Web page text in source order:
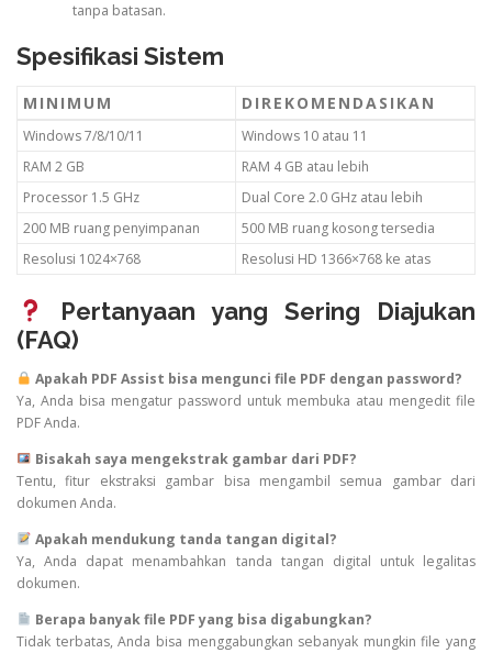
tanpa batasan.
Spesifikasi Sistem
MINIMUM DIREKOMENDASIKAN
Windows 7/8/10/11
Windows 10 atau 11
RAM 2 GB
RAM 4 GB atau lebih
Processor 1.5 GHz
Dual Core 2.0 GHz atau lebih
200 MB ruang penyimpanan
500 MB ruang kosong tersedia
Resolusi 1024×768
Resolusi HD 1366×768 ke atas
Pertanyaan yang Sering Diajukan
(FAQ)
Apakah PDF Assist bisa mengunci file PDF dengan password?
Ya, Anda bisa mengatur password untuk membuka atau mengedit file
PDF Anda.
Bisakah saya mengekstrak gambar dari PDF?
Tentu, fitur ekstraksi gambar bisa mengambil semua gambar dari
dokumen Anda.
Apakah mendukung tanda tangan digital?
Ya, Anda dapat menambahkan tanda tangan digital untuk legalitas
dokumen.
Berapa banyak file PDF yang bisa digabungkan?
Tidak terbatas, Anda bisa menggabungkan sebanyak mungkin file yang